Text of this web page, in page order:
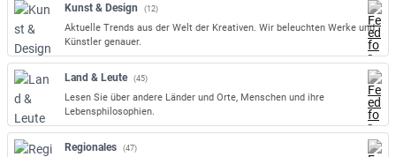
Kunst & Design (12)
Aktuelle Trends aus der Welt der Kreativen. Wir beleuchten Werke und
Künstler genauer.
Land & Leute (45)
Lesen Sie über andere Länder und Orte, Menschen und ihre
Lebensphilosophien.
Regionales (47)